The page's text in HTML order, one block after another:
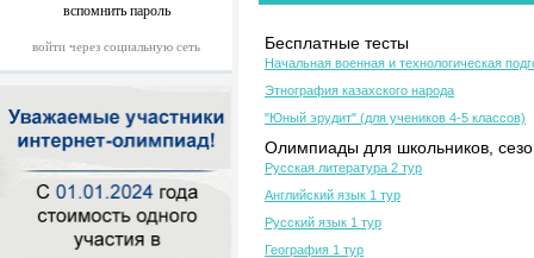
вспомнить пароль
войти через социальную сеть Бесплатные тесты
Начальная военная и технологическая
Этнография казахского народа
"Юный эрудит" (для учеников 4-5 классов)
Олимпиады для школьников,
Русская литература 2 тур
Английский язык 1 тур
Русский язык 1 тур
География 1 тур